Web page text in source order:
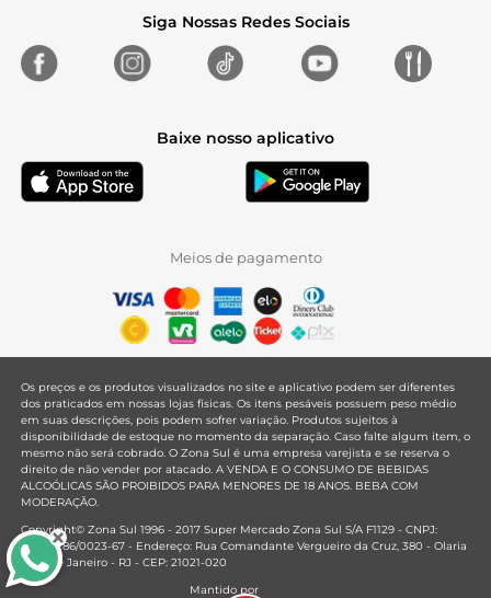
Siga Nossas Redes Sociais
Baixe nosso aplicativo
Meios de pagamento
Os preços e os produtos visualizados no site e aplicativo podem ser diferentes
dos praticados em nossas lojas físicas. Os itens pesáveis possuem peso médio
em suas descrições, pois podem sofrer variação. Produtos sujeitos à
disponibilidade de estoque no momento da separação. Caso falte algum item, o
mesmo não será cobrado. O Zona Sul é uma empresa varejista e se reserva o
direito de não vender por atacado. A VENDA E O CONSUMO DE BEBIDAS
ALCOÓLICAS SÃO PROIBIDOS PARA MENORES DE 18 ANOS. BEBA COM
MODERAÇÃO.
Copyright© Zona Sul 1996 - 2017 Super Mercado Zona Sul S/A F1129 - CNPJ:
33.381.286/0023-67 - Endereço: Rua Comandante Vergueiro da Cruz, 380 - Olaria
- Rio de Janeiro - RJ - CEP: 21021-020
Mantido por